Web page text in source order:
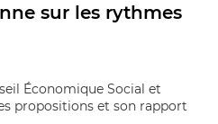
sur les rythmes
Économique Social et
propositions et son rapport